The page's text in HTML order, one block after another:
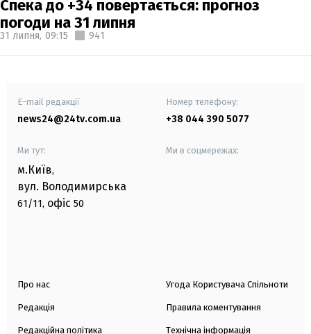
Спека до +34 повертається: прогноз
погоди на 31 липня
31 липня, 09:15 941
E-mail редакції
news24@24tv.com.ua
Номер телефону:
+38 044 390 5077
Ми тут:
м.Київ,
вул. Володимирська
61/11, офіс 50
Ми в соцмережах:
Про нас
Редакція
Редакційна політика
Угода Користувача Спільноти
Правила коментування
Технічна інформація